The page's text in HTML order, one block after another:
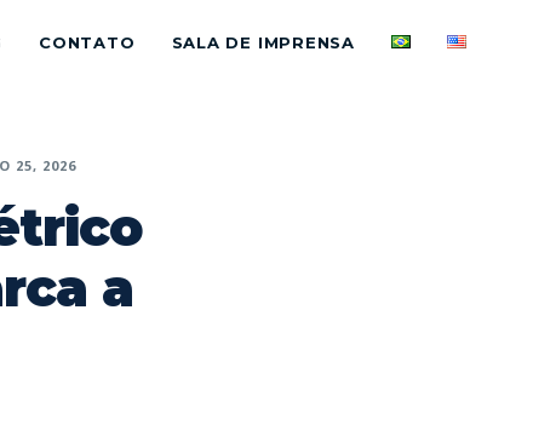
CONTATO SALA DE IMPRENSA
25, 2026
a